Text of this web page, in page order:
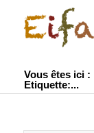
Vous êtes ici :
Etiquette:...